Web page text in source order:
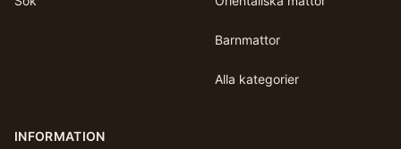
Barnmattor
Alla kategorier
INFORMATION